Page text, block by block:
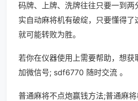
码牌、上牌、洗牌往往只要一到两
实自动麻将机有破绽，只要懂得了
就可能转败为胜。
若你在仪器使用上需要帮助，想获
加微信号; sdf6770 随时交流 。
普通麻将不点炮赢钱方法;普通麻